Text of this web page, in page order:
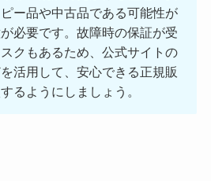
ー品や中古品である可能性が
必要です。故障時の保証が受
クもあるため、公式サイトの
活用して、安心できる正規販
るようにしましょう。